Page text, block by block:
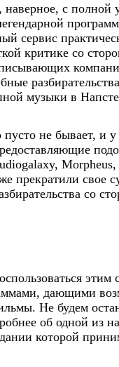
с полной
сервис
критике со
музыки в
не бывает, и
прекратили свое
со
этим
дающими
Не будем
об одной из
которой